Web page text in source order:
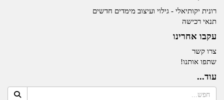
רונית יקותיאלי - גילוי ועיצוב מימדים חדשים
תנאי רכישה
עקבו אחרינו
צרו קשר
שתפו אותנו!
עוד...